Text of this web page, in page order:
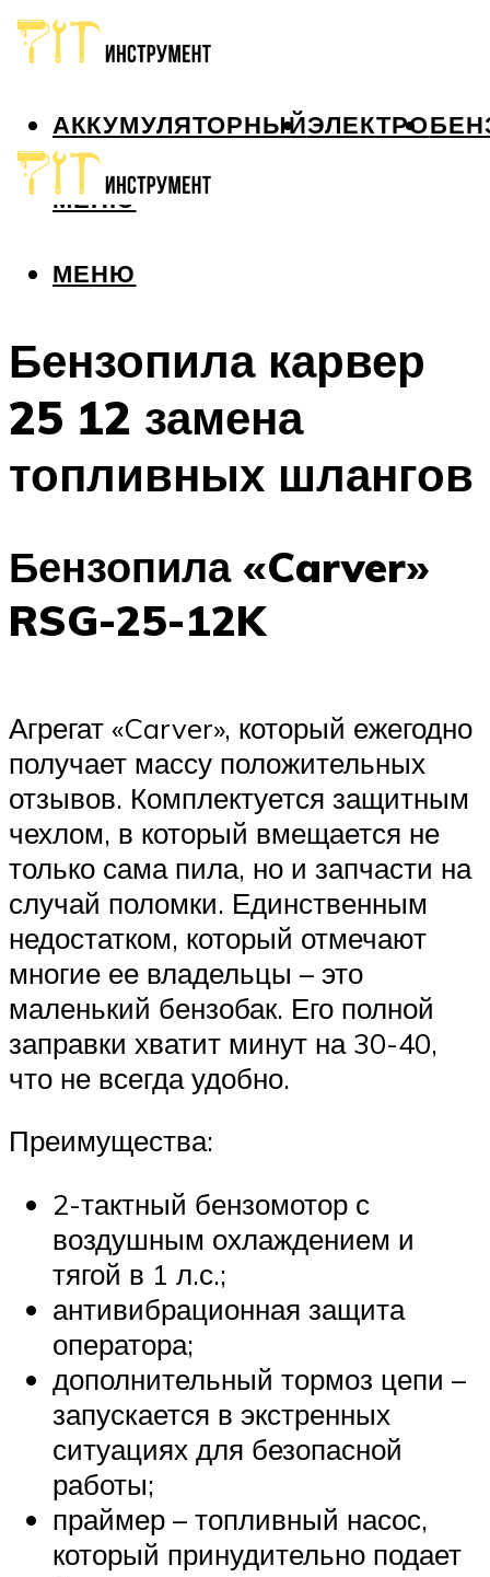
АККУМУЛЯТОРНЫЙЭЛЕКТРО
МЕНЮ
МЕНЮ
Бензопила карвер
25 12 замена
топливных шлангов
Бензопила «Carver»
RSG-25-12K
Агрегат «Carver», который ежегодно
получает массу положительных
отзывов. Комплектуется защитным
чехлом, в который вмещается не
только сама пила, но и запчасти на
случай поломки. Единственным
недостатком, который отмечают
многие ее владельцы – это
маленький бензобак. Его полной
заправки хватит минут на 30-40,
что не всегда удобно.
Преимущества:
2-тактный бензомотор с
воздушным охлаждением и
тягой в 1 л.с.;
антивибрационная защита
оператора;
дополнительный тормоз цепи –
запускается в экстренных
ситуациях для безопасной
работы;
праймер – топливный насос,
который принудительно подает